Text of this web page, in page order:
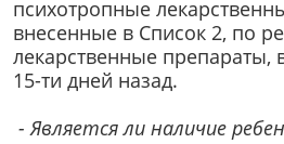
психотропные
внесенные в Список 2, по
лекарственные
15-ти дней назад.
- Является ли наличие